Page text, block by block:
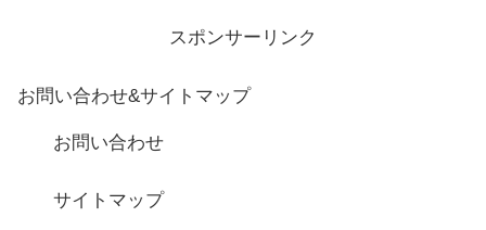
スポンサーリンク
お問い合わせ&サイトマップ
お問い合わせ
サイトマップ